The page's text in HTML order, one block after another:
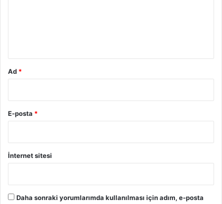
Ad *
E-posta *
İnternet sitesi
Daha sonraki yorumlarımda kullanılması için adım, e-posta